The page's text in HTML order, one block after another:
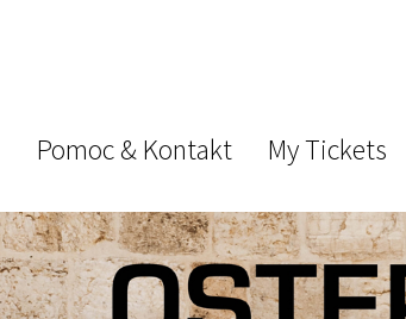
Pomoc & Kontakt My Tickets